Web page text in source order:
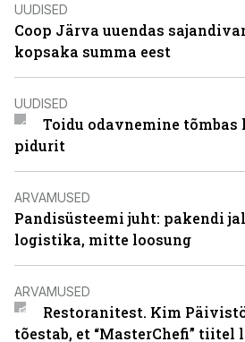
UUDISED
Coop Järva uuendas
kopsaka summa eest
UUDISED
Toidu odavnemine tõmbas
pidurit
ARVAMUSED
Pandisüsteemi juht: pakendi
logistika, mitte loosung
ARVAMUSED
Restoranitest. Kim
tõestab, et “MasterChefi” tiitel